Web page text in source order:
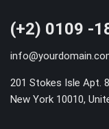
(+2) 0109 -
201 Stokes Isle Apt.
New York 10010,